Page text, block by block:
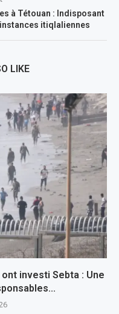
à Tétouan : Indisposant
itiqlaliennes
LIKE
investi Sebta : Une